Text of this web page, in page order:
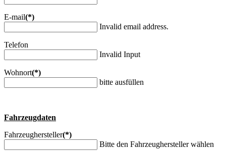
E-mail(*)
Invalid email address.
Telefon
Invalid Input
Wohnort(*)
bitte ausfüllen
Fahrzeugdaten
Fahrzeughersteller(*)
Bitte den Fahrzeughersteller wählen